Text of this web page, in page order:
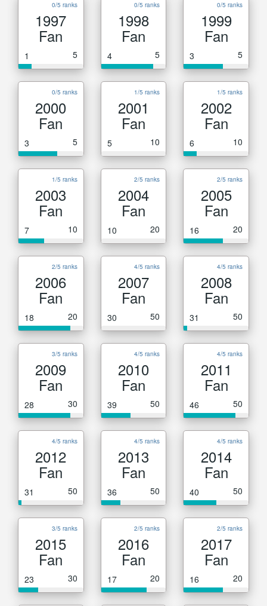
0/5 ranks
1997
Fan
1 5
0/5 ranks
1998
Fan
4 5
0/5 ranks
1999
Fan
3 5
0/5 ranks
2000
Fan
3 5
1/5 ranks
2001
Fan
5 10
1/5 ranks
2002
Fan
6 10
1/5 ranks
2003
Fan
7 10
2/5 ranks
2004
Fan
10 20
2/5 ranks
2005
Fan
16 20
2/5 ranks
2006
Fan
18 20
4/5 ranks
2007
Fan
30 50
4/5 ranks
2008
Fan
31 50
3/5 ranks
2009
Fan
28 30
4/5 ranks
2010
Fan
39 50
4/5 ranks
2011
Fan
46 50
4/5 ranks
2012
Fan
31 50
4/5 ranks
2013
Fan
36 50
4/5 ranks
2014
Fan
40 50
3/5 ranks
2015
Fan
23 30
2/5 ranks
2016
Fan
17 20
2/5 ranks
2017
Fan
16 20